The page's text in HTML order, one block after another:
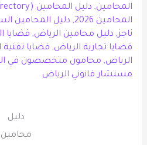
المحامين, دليل المحامين (Lawyers Directory)
المحامين 2026
, دليل المحامين
ناجز, دليل محامين الرياض, قضايا
قضايا تجارية الرياض, قضايا تقنية
الرياض, محامون متخصصون في
مستشار قانوني الرياض
دليل
محامين